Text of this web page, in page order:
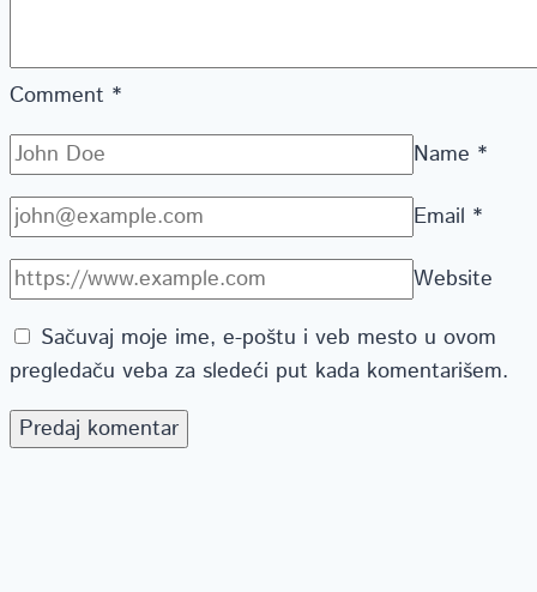
Comment *
Name *
Email *
Website
Sačuvaj moje ime, e-poštu i veb mesto u ovom
pregledaču veba za sledeći put kada komentarišem.